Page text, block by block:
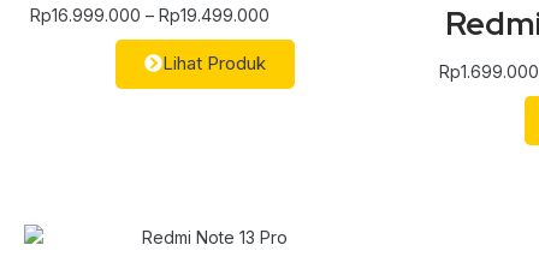
Rp16.999.000 – Rp19.499.000
Lihat Produk Rp1.699.000